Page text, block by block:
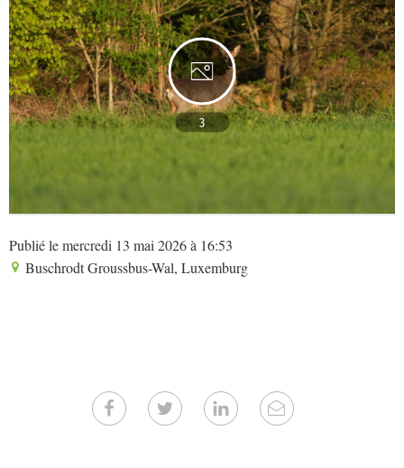
3
Publié le mercredi 13 mai 2026 à 16:53
Buschrodt Groussbus-Wal, Luxemburg